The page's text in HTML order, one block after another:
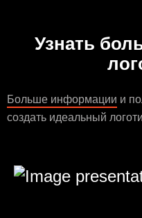
Узнать
Больше информации и
создать идеальный